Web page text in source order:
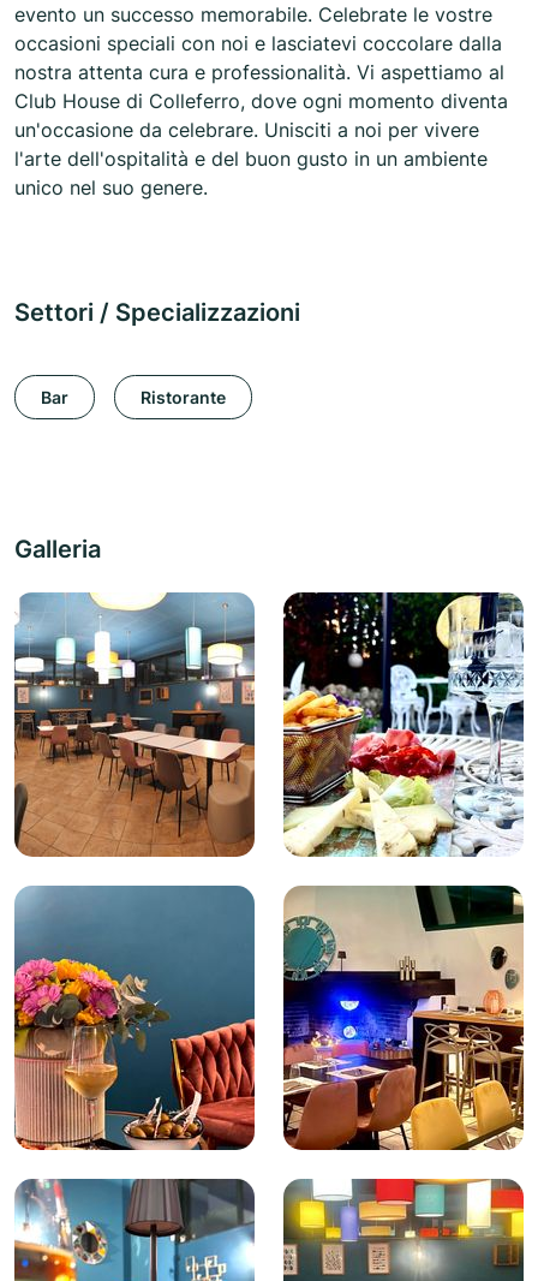
evento un successo memorabile. Celebrate le vostre
occasioni speciali con noi e lasciatevi coccolare dalla
nostra attenta cura e professionalità. Vi aspettiamo al
Club House di Colleferro, dove ogni momento diventa
un'occasione da celebrare. Unisciti a noi per vivere
l'arte dell'ospitalità e del buon gusto in un ambiente
unico nel suo genere.
Settori / Specializzazioni
Bar Ristorante
Galleria